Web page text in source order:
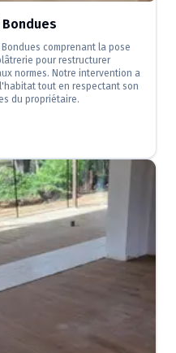
comprenant la pose
pour restructurer
normes. Notre intervention a
tout en respectant son
du propriétaire.